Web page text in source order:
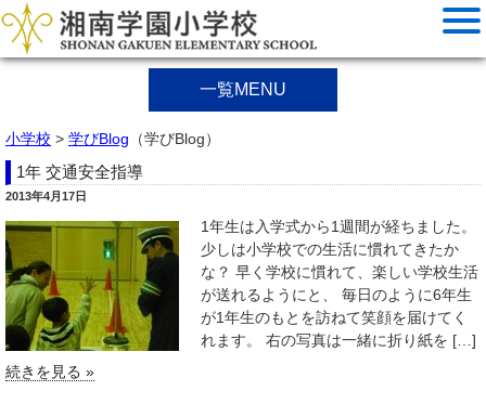
一覧MENU
小学校 > 学びBlog （学びBlog）
1年 交通安全指導
2013年4月17日
1年生は入学式から1週間が経ちました。
少しは小学校での生活に慣れてきたか
な？ 早く学校に慣れて、楽しい学校生活
が送れるようにと、 毎日のように6年生
が1年生のもとを訪ねて笑顔を届けてく
れます。 右の写真は一緒に折り紙を […]
続きを見る »